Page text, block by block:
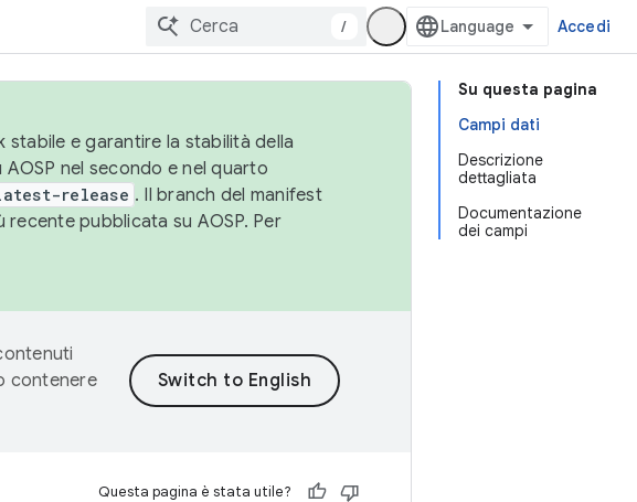
/ Accedi
Su questa pagina
Campi dati
Descrizione
dettagliata
Documentazione
dei campi
e garantire la stabilità della
nel secondo e nel quarto
release . Il branch del manifest
pubblicata su AOSP. Per
contenere
Questa pagina è stata utile?